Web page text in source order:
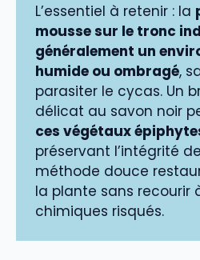
L’essentiel à retenir : la
mousse sur le tronc
généralement un
humide ou ombragé,
parasiter le cycas. Un
délicat au savon noir
ces végétaux
préservant l’intégrité
méthode douce
la plante sans recourir
chimiques risqués.